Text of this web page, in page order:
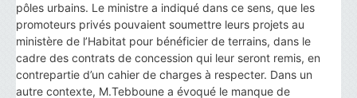
pôles urbains. Le ministre a indiqué dans ce sens, que les
promoteurs privés pouvaient soumettre leurs projets au
ministère de l’Habitat pour bénéficier de terrains, dans le
cadre des contrats de concession qui leur seront remis, en
contrepartie d’un cahier de charges à respecter. Dans un
autre contexte, M.Tebboune a évoqué le manque de